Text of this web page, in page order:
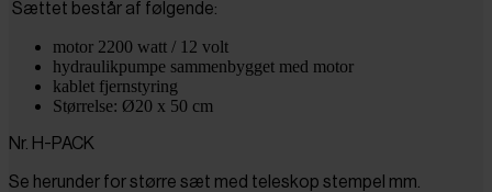
Sættet består af følgende:
motor 2200 watt / 12 volt
hydraulikpumpe sammenbygget med motor
kablet fjernstyring
Størrelse: Ø20 x 50 cm
Nr. H-PACK
Se herunder for større sæt med teleskop stempel mm.